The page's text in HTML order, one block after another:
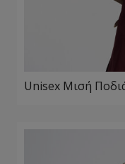
Unisex Μισή